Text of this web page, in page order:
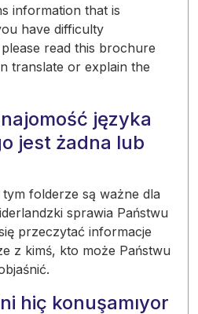
information that is
have difficulty
read this brochure
translate or explain the
języka
jest żadna lub
folderze są ważne dla
sprawia Państwu
przeczytać informacje
z kimś, kto może Państwu
hiç konuşamıyor